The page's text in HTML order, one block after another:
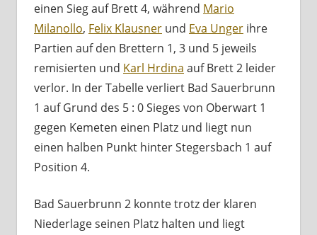
einen Sieg auf Brett 4, während Mario
Milanollo, Felix Klausner und Eva Unger ihre
Partien auf den Brettern 1, 3 und 5 jeweils
remisierten und Karl Hrdina auf Brett 2 leider
verlor. In der Tabelle verliert Bad Sauerbrunn
1 auf Grund des 5 : 0 Sieges von Oberwart 1
gegen Kemeten einen Platz und liegt nun
einen halben Punkt hinter Stegersbach 1 auf
Position 4.
Bad Sauerbrunn 2 konnte trotz der klaren
Niederlage seinen Platz halten und liegt